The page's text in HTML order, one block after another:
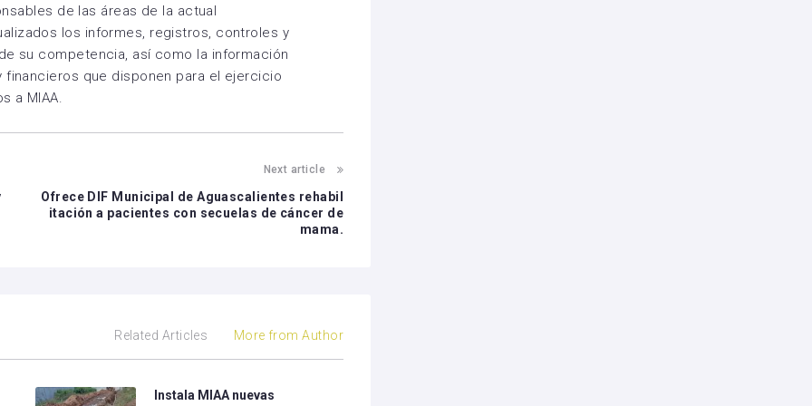
de las áreas de la actual
los informes, registros, controles y
su competencia, así como la información
que disponen para el ejercicio
a MIAA.
Next article
Ofrece DIF Municipal de Aguascalientes rehabil
itación a pacientes con secuelas de cáncer de
mama.
Related Articles More from Author
Instala MIAA nuevas